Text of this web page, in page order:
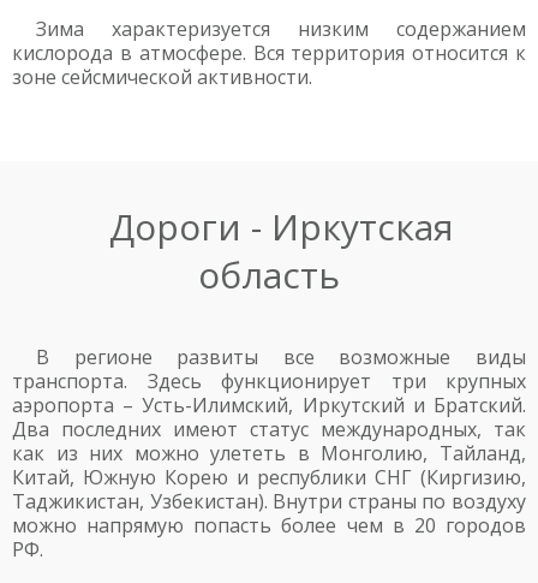
Зима характеризуется низким содержанием
кислорода в атмосфере. Вся территория относится к
зоне сейсмической активности.
Дороги - Иркутская
область
В регионе развиты все возможные виды
транспорта. Здесь функционирует три крупных
аэропорта – Усть-Илимский, Иркутский и Братский.
Два последних имеют статус международных, так
как из них можно улететь в Монголию, Тайланд,
Китай, Южную Корею и республики СНГ (Киргизию,
Таджикистан, Узбекистан). Внутри страны по воздуху
можно напрямую попасть более чем в 20 городов
РФ.